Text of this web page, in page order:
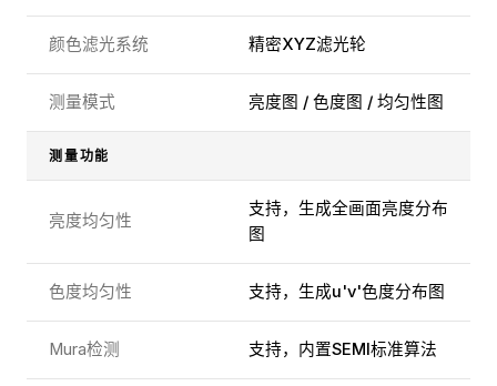
颜色滤光系统 精密XYZ滤光轮
测量模式 亮度图 / 色度图 / 均匀性图
测量功能
亮度均匀性
支持，生成全画面亮度分布
图
色度均匀性 支持，生成u'v'色度分布图
Mura检测 支持，内置SEMI标准算法